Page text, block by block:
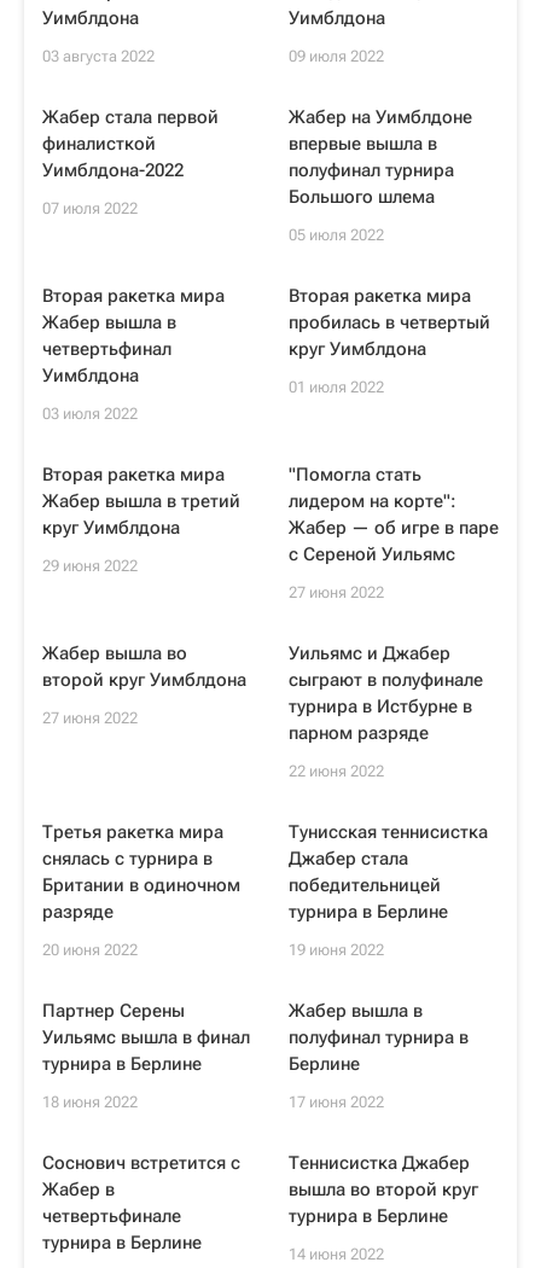
Уимблдона
03 августа 2022
Уимблдона
09 июля 2022
Жабер стала первой
финалисткой
Уимблдона-2022
07 июля 2022
Жабер на Уимблдоне
впервые вышла в
полуфинал турнира
Большого шлема
05 июля 2022
Вторая ракетка мира
Жабер вышла в
четвертьфинал
Уимблдона
03 июля 2022
Вторая ракетка мира
пробилась в четвертый
круг Уимблдона
01 июля 2022
Вторая ракетка мира
Жабер вышла в третий
круг Уимблдона
29 июня 2022
"Помогла стать
лидером на корте":
Жабер — об игре в паре
с Сереной Уильямс
27 июня 2022
Жабер вышла во
второй круг Уимблдона
27 июня 2022
Уильямс и Джабер
сыграют в полуфинале
турнира в Истбурне в
парном разряде
22 июня 2022
Третья ракетка мира
снялась с турнира в
Британии в одиночном
разряде
20 июня 2022
Тунисская теннисистка
Джабер стала
победительницей
турнира в Берлине
19 июня 2022
Партнер Серены
Уильямс вышла в финал
турнира в Берлине
18 июня 2022
Жабер вышла в
полуфинал турнира в
Берлине
17 июня 2022
Соснович встретится с
Жабер в
четвертьфинале
турнира в Берлине
Теннисистка Джабер
вышла во второй круг
турнира в Берлине
14 июня 2022